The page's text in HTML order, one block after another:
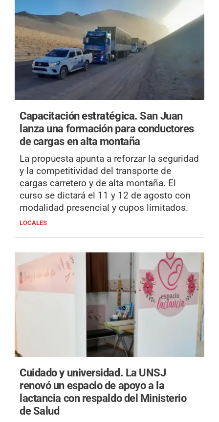
Capacitación estratégica.San Juan
lanza una formación para conductores
de cargas en alta montaña
La propuesta apunta a reforzar la seguridad
y la competitividad del transporte de
cargas carretero y de alta montaña. El
curso se dictará el 11 y 12 de agosto con
modalidad presencial y cupos limitados.
LOCALES
Cuidado y universidad. La UNSJ
renovó un espacio de apoyo a la
lactancia con respaldo del Ministerio
de Salud